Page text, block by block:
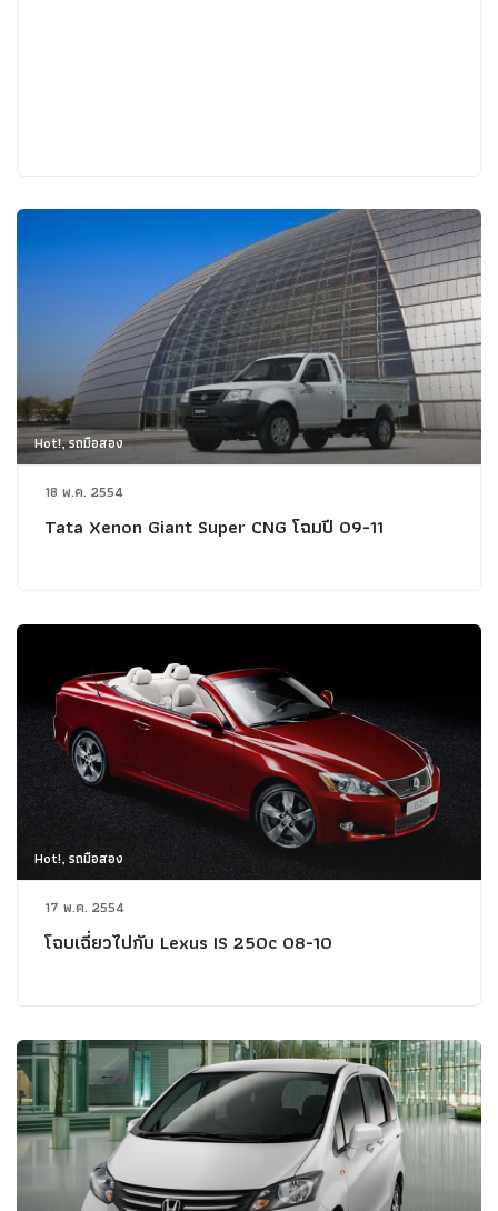
Hot!, รถมือสอง
18 พ.ค. 2554
Tata Xenon Giant Super CNG โฉมปี 09-11
Hot!, รถมือสอง
17 พ.ค. 2554
โฉบเฉี่ยวไปกับ Lexus IS 250c 08-10